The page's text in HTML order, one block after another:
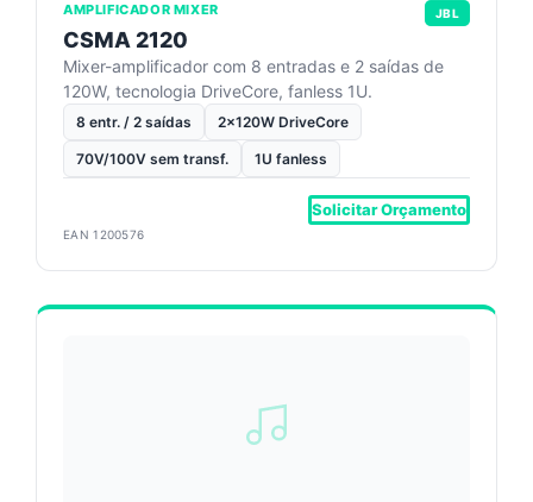
AMPLIFICADOR MIXER JBL
CSMA 2120
Mixer-amplificador com 8 entradas e 2 saídas de
120W, tecnologia DriveCore, fanless 1U.
8 entr. / 2 saídas 2x120W DriveCore
70V/100V sem transf. 1U fanless
Solicitar Orçamento
EAN 1200576